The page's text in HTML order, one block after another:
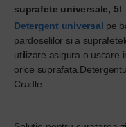
suprafete universale, 5l
Detergent universal pe
pardoselilor si a
utilizare asigura o uscare
orice suprafata.
Cradle.